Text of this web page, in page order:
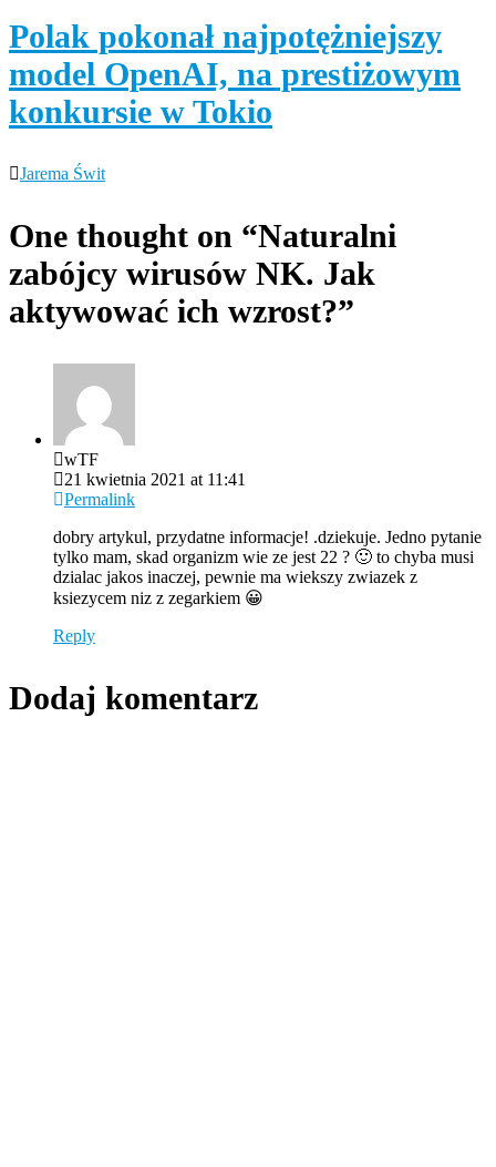
Polak pokonał najpotężniejszy
model OpenAI, na prestiżowym
konkursie w Tokio
Jarema Świt
One thought on “Naturalni
zabójcy wirusów NK. Jak
aktywować ich wzrost?”
wTF
21 kwietnia 2021 at 11:41
Permalink
dobry artykul, przydatne informacje! .dziekuje. Jedno pytanie
tylko mam, skad organizm wie ze jest 22 ? 🙂 to chyba musi
dzialac jakos inaczej, pewnie ma wiekszy zwiazek z
ksiezycem niz z zegarkiem 😀
Reply
Dodaj komentarz